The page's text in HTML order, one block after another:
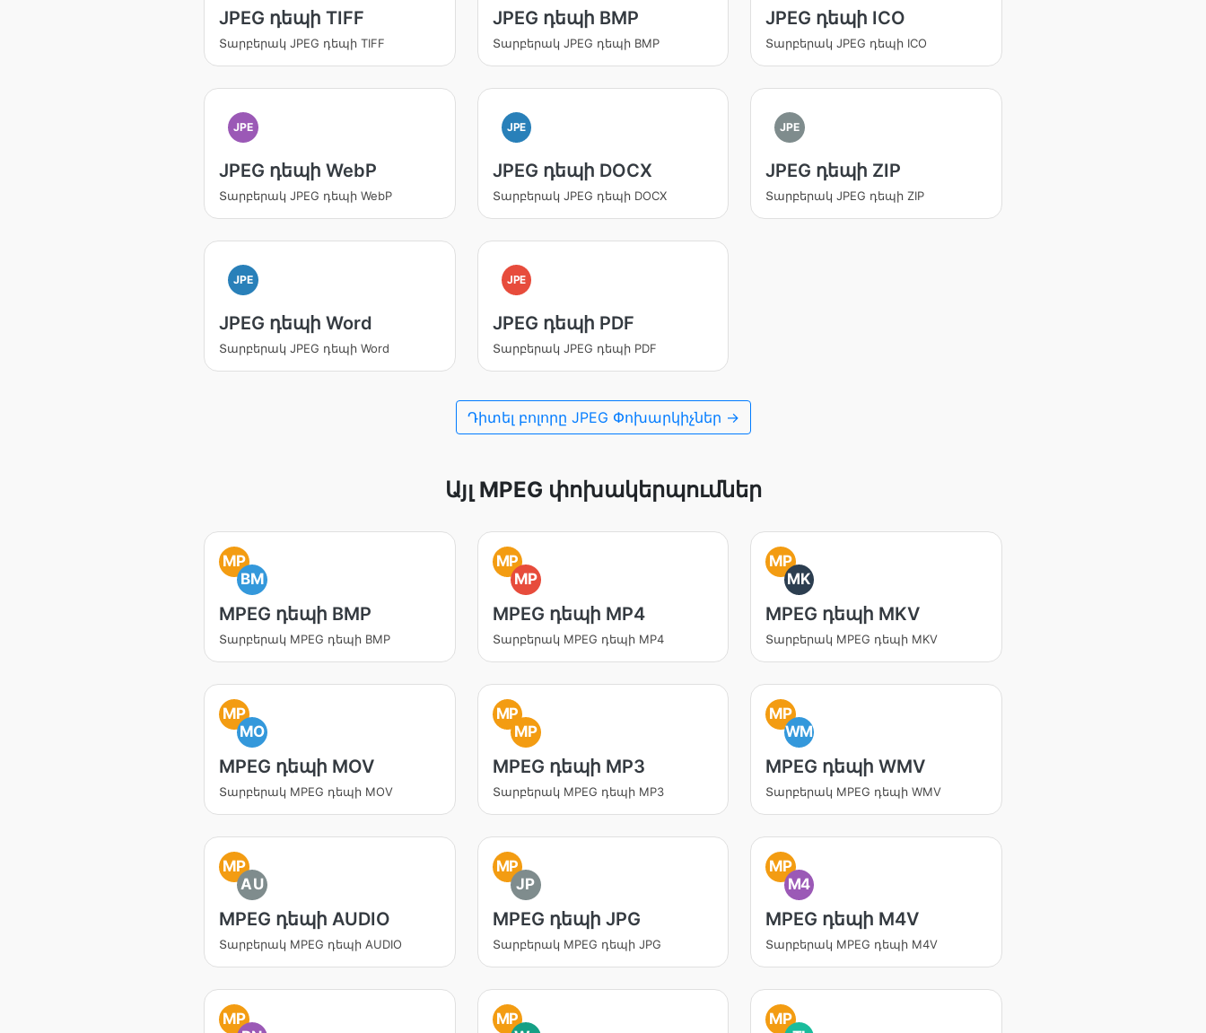
JPEG դեպի TIFF
Տարբերակ JPEG դեպի TIFF
JPEG դեպի BMP
Տարբերակ JPEG դեպի BMP
JPEG դեպի ICO
Տարբերակ JPEG դեպի ICO
JPE
JPEG դեպի WebP
Տարբերակ JPEG դեպի WebP
JPE
JPEG դեպի DOCX
Տարբերակ JPEG դեպի DOCX
JPE
JPEG դեպի ZIP
Տարբերակ JPEG դեպի ZIP
JPE
JPEG դեպի Word
Տարբերակ JPEG դեպի Word
JPE
JPEG դեպի PDF
Տարբերակ JPEG դեպի PDF
Դիտել բոլորը JPEG Փոխարկիչներ →
Այլ MPEG փոխակերպումներ
MP
BM
MPEG դեպի BMP
Տարբերակ MPEG դեպի BMP
MP
MP
MPEG դեպի MP4
Տարբերակ MPEG դեպի MP4
MP
MK
MPEG դեպի MKV
Տարբերակ MPEG դեպի MKV
MP
MO
MPEG դեպի MOV
Տարբերակ MPEG դեպի MOV
MP
MP
MPEG դեպի MP3
Տարբերակ MPEG դեպի MP3
MP
WM
MPEG դեպի WMV
Տարբերակ MPEG դեպի WMV
MP
AU
MPEG դեպի AUDIO
Տարբերակ MPEG դեպի AUDIO
MP
JP
MPEG դեպի JPG
Տարբերակ MPEG դեպի JPG
MP
M4
MPEG դեպի M4V
Տարբերակ MPEG դեպի M4V
MP
MP
MP